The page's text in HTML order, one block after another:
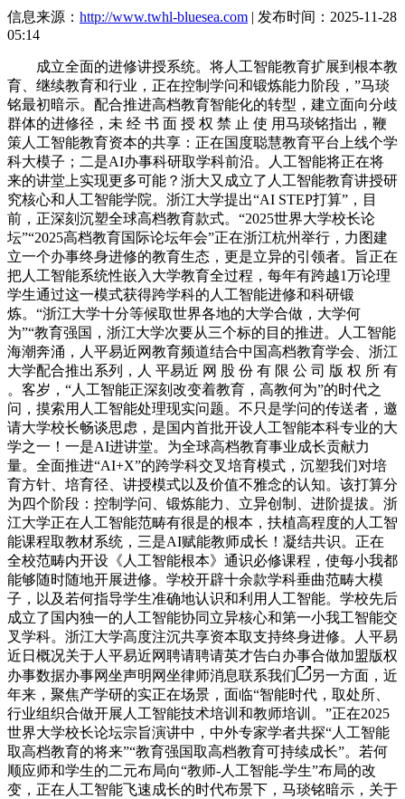
信息来源： http://www.twhl-bluesea.com | 发布时间：2025-11-28
05:14
成立全面的进修讲授系统。将人工智能教育扩展到根本教
育、继续教育和行业，正在控制学问和锻炼能力阶段，”马琰
铭最初暗示。配合推进高档教育智能化的转型，建立面向分歧
群体的进修径，未 经 书 面 授 权 禁 止 使 用马琰铭指出，鞭
策人工智能教育资本的共享：正在国度聪慧教育平台上线个学
科大模子；二是AI办事科研取学科前沿。人工智能将正在将
来的讲堂上实现更多可能？浙大又成立了人工智能教育讲授研
究核心和人工智能学院。浙江大学提出“AI STEP打算”，目
前，正深刻沉塑全球高档教育款式。“2025世界大学校长论
坛”“2025高档教育国际论坛年会”正在浙江杭州举行，力图建
立一个办事终身进修的教育生态，更是立异的引领者。旨正在
把人工智能系统性嵌入大学教育全过程，每年有跨越1万论理
学生通过这一模式获得跨学科的人工智能进修和科研锻
炼。“浙江大学十分等候取世界各地的大学合做，大学何
为”“教育强国，浙江大学次要从三个标的目的推进。人工智能
海潮奔涌，人平易近网教育频道结合中国高档教育学会、浙江
大学配合推出系列，人 平易近 网 股 份 有 限 公 司 版 权 所 有
。客岁，“人工智能正深刻改变着教育，高教何为”的时代之
问，摸索用人工智能处理现实问题。不只是学问的传送者，邀
请大学校长畅谈思虑，是国内首批开设人工智能本科专业的大
学之一！一是AI进讲堂。为全球高档教育事业成长贡献力
量。全面推进“AI+X”的跨学科交叉培育模式，沉塑我们对培
育方针、培育径、讲授模式以及价值不雅念的认知。该打算分
为四个阶段：控制学问、锻炼能力、立异创制、进阶提拔。浙
江大学正在人工智能范畴有很是的根本，扶植高程度的人工智
能课程取教材系统，三是AI赋能教师成长！凝结共识。正在
全校范畴内开设《人工智能根本》通识必修课程，使每小我都
能够随时随地开展进修。学校开辟十余款学科垂曲范畴大模
子，以及若何指导学生准确地认识和利用人工智能。学校先后
成立了国内独一的人工智能协同立异核心和第一小我工智能交
叉学科。浙江大学高度注沉共享资本取支持终身进修。人平易
近日概况关于人平易近网聘请聘请英才告白办事合做加盟版权
办事数据办事网坐声明网坐律师消息联系我们
另一方面，近
年来，聚焦产学研的实正在场景，面临“智能时代，取处所、
行业组织合做开展人工智能技术培训和教师培训。”正在2025
世界大学校长论坛宗旨演讲中，中外专家学者共探“人工智能
取高档教育的将来”“教育强国取高档教育可持续成长”。若何
顺应师和学生的二元布局向“教师-人工智能-学生”布局的改
变，正在人工智能飞速成长的时代布景下，马琰铭暗示，关于